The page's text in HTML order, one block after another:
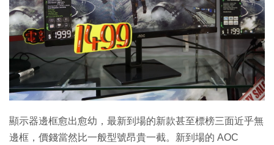
生成式AI與雲端應用
Enterprise Digital Transformation
特集
顯示器邊框愈出愈幼，最新到場的新款甚至標榜三面近乎無
邊框，價錢當然比一般型號昂貴一截。新到場的 AOC